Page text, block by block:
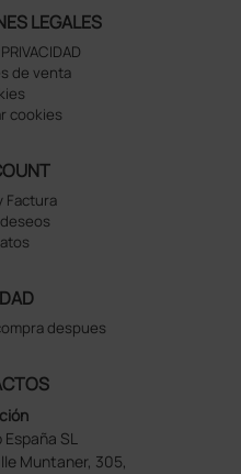
LEGALES
de venta
cookies
Factura
despues
SL
Muntaner, 305,